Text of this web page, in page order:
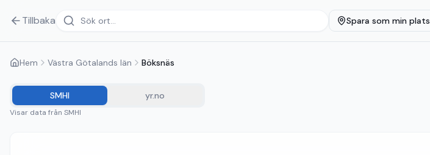
Tillbaka Spara som min plats
Hem Västra Götalands län Böksnäs
SMHI yr.no
Visar data från SMHI